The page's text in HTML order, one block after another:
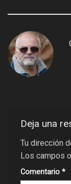
Deja una
Tu dirección
Los campos
Comentario *